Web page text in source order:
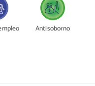
Antisoborno